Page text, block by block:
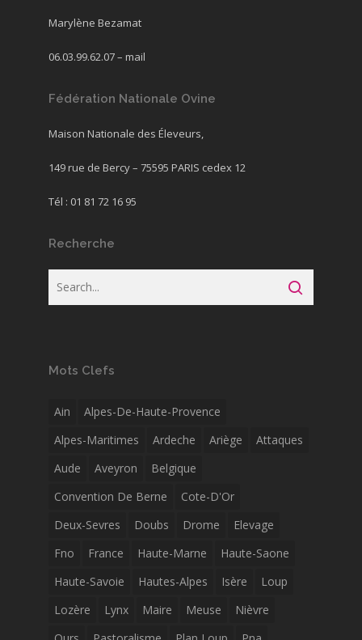
Marylène Bezamat
06.03.99.62.07 – mail
Fédération Nationale Ovine
Maison Nationale des Éleveurs,
149 rue de Bercy – 75595 PARIS cedex 12
Tél : 01 81 72 16 95
Recherche
Mots Clefs
Ain
Alpes-De-Haute-Provence
Alpes-Maritimes
Ardeche Ariège
Attaques
Aude
Aveyron
Belgique
Convention De Berne
Cote-D'Or
Deux-Sevres
Doubs Drome
Elevage
Fno
France Haute-Marne
Haute-Saone
Haute-Savoie
Hautes-Alpes Isère
Loup
Lozère
Lynx Maire Meuse
Nièvre